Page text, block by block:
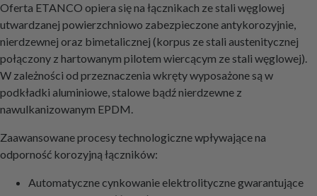
Oferta ETANCO opiera się na łącznikach ze stali węglowej
utwardzanej powierzchniowo zabezpieczone antykorozyjnie,
nierdzewnej oraz bimetalicznej (korpus ze stali austenitycznej
połączony z hartowanym pilotem wiercącym ze stali węglowej).
W zależności od przeznaczenia wkręty wyposażone są w
podkładki aluminiowe, stalowe bądź nierdzewne z
nawulkanizowanym EPDM.
Zaawansowane procesy technologiczne wpływające na
odporność korozyjną łączników:
Automatyczne cynkowanie elektrolityczne gwarantujące